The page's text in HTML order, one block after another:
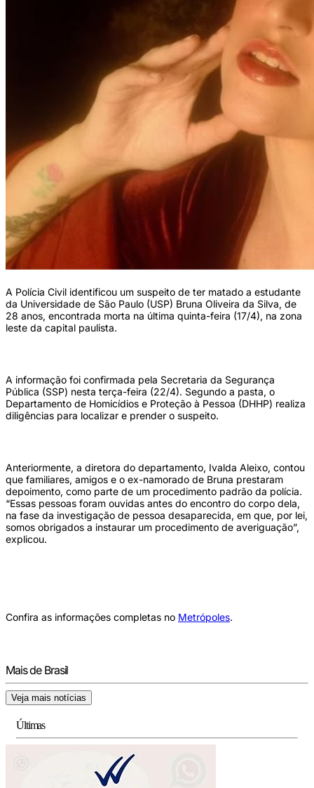
A Polícia Civil identificou um suspeito de ter matado a estudante
da Universidade de São Paulo (USP) Bruna Oliveira da Silva, de
28 anos, encontrada morta na última quinta-feira (17/4), na zona
leste da capital paulista.
A informação foi confirmada pela Secretaria da Segurança
Pública (SSP) nesta terça-feira (22/4). Segundo a pasta, o
Departamento de Homicídios e Proteção à Pessoa (DHHP) realiza
diligências para localizar e prender o suspeito.
Anteriormente, a diretora do departamento, Ivalda Aleixo, contou
que familiares, amigos e o ex-namorado de Bruna prestaram
depoimento, como parte de um procedimento padrão da polícia.
“Essas pessoas foram ouvidas antes do encontro do corpo dela,
na fase da investigação de pessoa desaparecida, em que, por lei,
somos obrigados a instaurar um procedimento de averiguação”,
explicou.
Confira as informações completas no Metrópoles.
Mais de Brasil
Veja mais notícias
Últimas